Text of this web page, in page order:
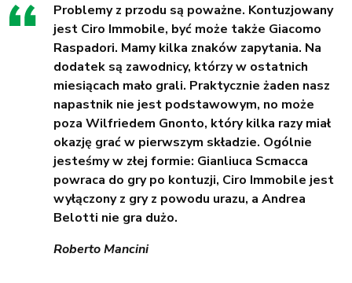
Problemy z przodu są poważne. Kontuzjowany
jest Ciro Immobile, być może także Giacomo
Raspadori. Mamy kilka znaków zapytania. Na
dodatek są zawodnicy, którzy w ostatnich
miesiącach mało grali. Praktycznie żaden nasz
napastnik nie jest podstawowym, no może
poza Wilfriedem Gnonto, który kilka razy miał
okazję grać w pierwszym składzie. Ogólnie
jesteśmy w złej formie: Gianliuca Scmacca
powraca do gry po kontuzji, Ciro Immobile jest
wyłączony z gry z powodu urazu, a Andrea
Belotti nie gra dużo.
Roberto Mancini